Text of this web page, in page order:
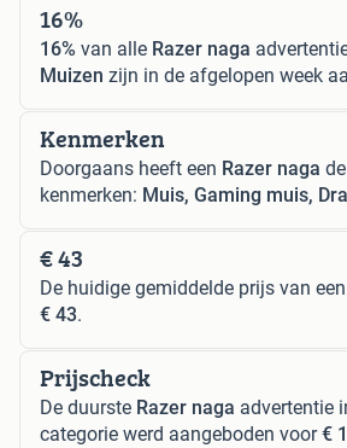
16%
16% van alle Razer naga
Muizen zijn in de afgelopen week
Kenmerken
Doorgaans heeft een Razer naga
kenmerken: Muis, Gaming muis,
€ 43
De huidige gemiddelde prijs van een
€ 43.
Prijscheck
De duurste Razer naga advertentie
categorie werd aangeboden voor€